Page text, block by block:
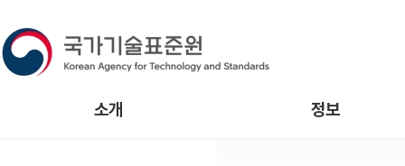
소개 정보